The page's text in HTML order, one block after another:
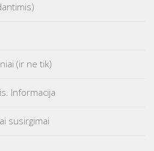
(ir ne tik)
Informacija
susirgimai